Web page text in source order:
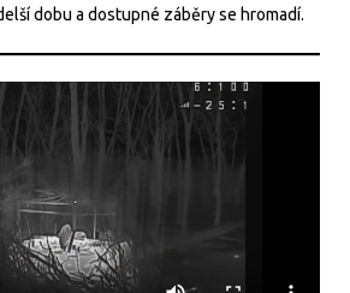
dobu a dostupné záběry se hromadí.